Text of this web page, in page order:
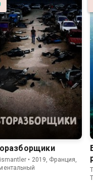
• 2019, Франция,